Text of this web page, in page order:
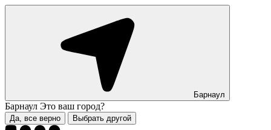
Барнаул
Барнаул Это ваш город?
Да, все верно Выбрать другой